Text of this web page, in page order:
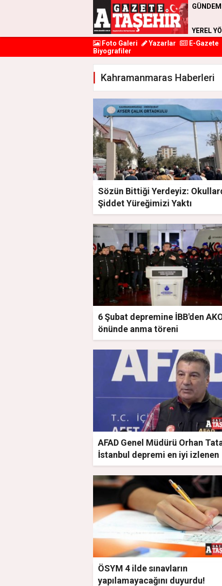
GÜNDEM
YEREL
Foto Galeri
Yazarlar E-Gazete
Biyografiler
Kahramanmaras Haberleri
Sözün Bittiği Yerdeyiz:
Şiddet Yüreğimizi Yaktı
6 Şubat depremine İBB'den
önünde anma töreni
AFAD Genel Müdürü Orhan
İstanbul depremi en iyi izlenen
bölgelerden biri
ÖSYM 4 ilde sınavların
yapılamayacağını duyurdu!